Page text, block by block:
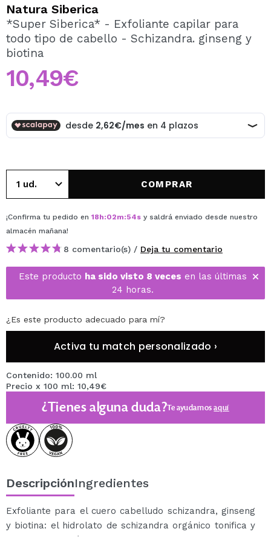
Al crear una cuenta en Maquillalia.com podrás realizar
tus compras rápidamente, revisar el estado de tus
pedidos y consultar tus operaciones anteriores.
Natura Siberica
*Super Siberica* - Exfoliante capilar para
todo tipo de cabello - Schizandra. ginseng y
biotina
10,49€
COMPRAR
¡Confirma tu pedido en 18h:02m:54s y saldrá enviado desde nuestro
almacén mañana!
8 comentario(s) / Deja tu comentario
Este producto ha sido visto 8 veces en las últimas
24 horas.
¿Es este producto adecuado para mí?
Activa tu match personalizado ›
Contenido: 100.00 ml
Precio x 100 ml: 10,49€
¿Tienes alguna duda?Te ayudamosaquí
DescripciónIngredientes
Exfoliante para el cuero cabelludo schizandra, ginseng
y biotina: el hidrolato de schizandra orgánico tonifica y
fortalece las raíces del cabello.